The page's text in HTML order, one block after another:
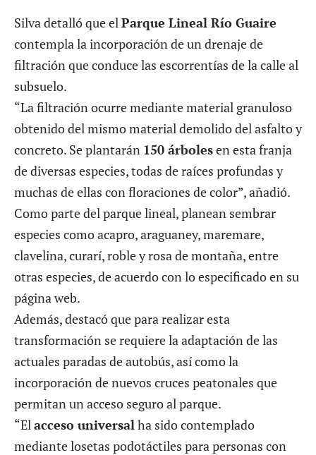
Silva detalló que elParque Lineal Río Guaire
contempla la incorporación de un drenaje de
filtración que conduce las escorrentías de la calle al
subsuelo.
“La filtración ocurre mediante material granuloso
obtenido del mismo material demolido del asfalto y
concreto. Se plantarán 150 árbolesen esta franja
de diversas especies, todas de raíces profundas y
muchas de ellas con floraciones de color”, añadió.
Como parte del parque lineal, planean sembrar
especies como acapro, araguaney, maremare,
clavelina, curarí, roble y rosa de montaña, entre
otras especies, de acuerdo con lo especificado en su
página web.
Además, destacó que para realizar esta
transformación se requiere la adaptación de las
actuales paradas de autobús, así como la
incorporación de nuevos cruces peatonales que
permitan un acceso seguro al parque.
“Elacceso universalha sido contemplado
mediante losetas podotáctiles para personas con